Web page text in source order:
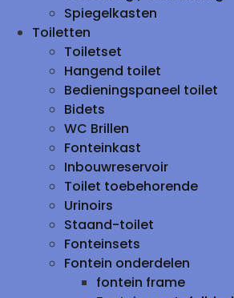
Spiegelkasten
Toiletten
Toiletset
Hangend toilet
Bedieningspaneel toilet
Bidets
WC Brillen
Fonteinkast
Inbouwreservoir
Toilet toebehorende
Urinoirs
Staand-toilet
Fonteinsets
Fontein onderdelen
fontein frame